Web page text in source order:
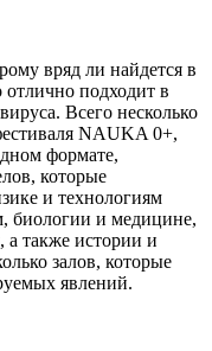
вряд ли найдется в
подходит в
Всего несколько
NAUKA 0+,
формате,
которые
и технологиям
биологии и медицине,
также истории и
залов, которые
явлений.